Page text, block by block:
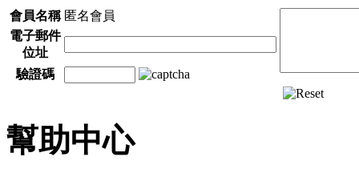
會員名稱 匿名會員
電子郵件
位址
驗證碼
幫助中心